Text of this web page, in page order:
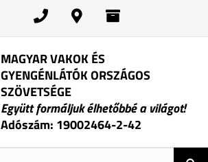
MAGYAR VAKOK ÉS
GYENGÉNLÁTÓK ORSZÁGOS
SZÖVETSÉGE
Együtt formáljuk élhetőbbé a világot!
Adószám: 19002464-2-42